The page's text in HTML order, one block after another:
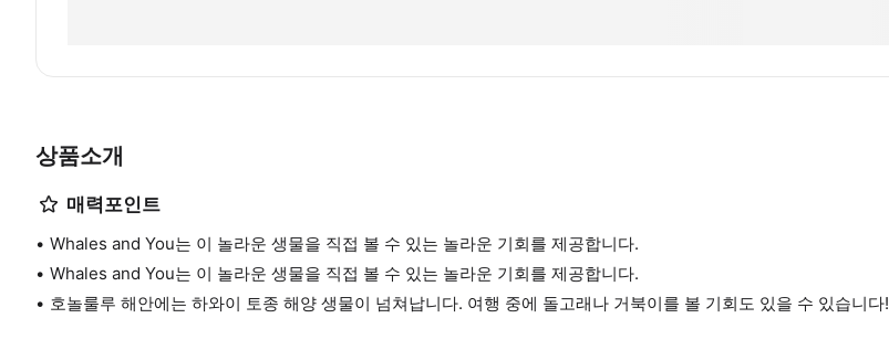
상품소개
매력포인트
Whales and You는 이 놀라운 생물을 직접 볼 수 있는 놀라운 기회를 제공합니다.
Whales and You는 이 놀라운 생물을 직접 볼 수 있는 놀라운 기회를 제공합니다.
호놀룰루 해안에는 하와이 토종 해양 생물이 넘쳐납니다. 여행 중에 돌고래나 거북이를 볼 기회도 있을 수 있습니다!